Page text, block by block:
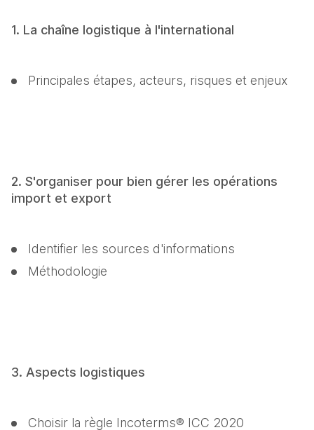
1. La chaîne logistique à l'international
Principales étapes, acteurs, risques et enjeux
2. S'organiser pour bien gérer les opérations
import et export
Identifier les sources d'informations
Méthodologie
3. Aspects logistiques
Choisir la règle Incoterms® ICC 2020